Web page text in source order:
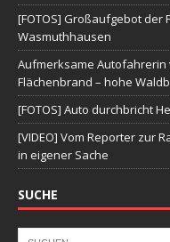
[FOTOS] Großaufgebot
Wasmuthhausen
Aufmerksame
Flächenbrand – hohe
[FOTOS] Auto durchbricht
[VIDEO] Vom Reporter zur
in eigener Sache
SUCHE